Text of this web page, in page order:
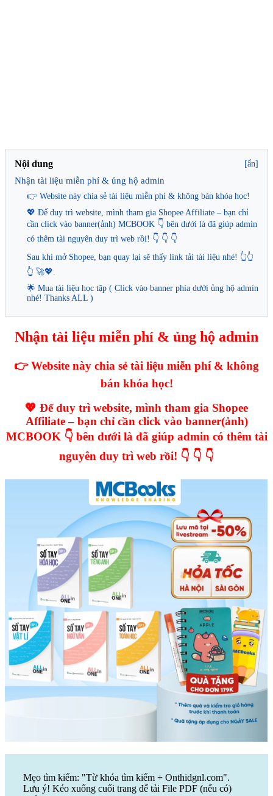
Nội dung [ẩn]
Nhận tài liệu miễn phí & ủng hộ admin
👉 Website này chia sẻ tài liệu miễn phí & không bán khóa học!
💖 Để duy trì website, mình tham gia Shopee Affiliate – bạn chỉ
cần click vào banner(ảnh) MCBOOK 👇 bên dưới là đã giúp admin
có thêm tài nguyên duy trì web rồi! 👇 👇 👇
Sau khi mở Shopee, bạn quay lại sẽ thấy link tải tài liệu nhé! 👆👆
👆 🚀💖.
🌟 Mua tài liệu học tập ( Click vào banner phía dưới ủng hộ admin
nhé! Thanks ALL )
Nhận tài liệu miễn phí & ủng hộ admin
👉 Website này chia sẻ tài liệu miễn phí & không
bán khóa học!
💖 Để duy trì website, mình tham gia Shopee
Affiliate – bạn chỉ cần click vào banner(ảnh)
MCBOOK 👇 bên dưới là đã giúp admin có thêm tài
nguyên duy trì web rồi! 👇 👇 👇
Mẹo tìm kiếm: "Từ khóa tìm kiếm + Onthidgnl.com".
Lưu ý! Kéo xuống cuối trang để tải File PDF (nếu có)